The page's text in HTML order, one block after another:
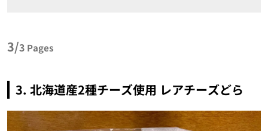
3/3 Pages
3. 北海道産2種チーズ使用 レアチーズどら